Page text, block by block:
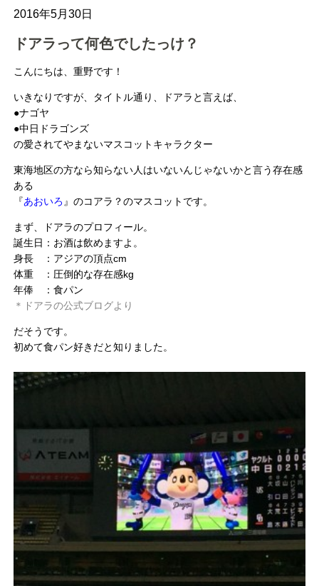
2016年5月30日
ドアラって何色でしたっけ？
こんにちは、重野です！
いきなりですが、タイトル通り、ドアラと言えば、
●ナゴヤ
●中日ドラゴンズ
の愛されてやまないマスコットキャラクター
東海地区の方なら知らない人はいないんじゃないかと言う存在感
ある
『あおいろ 』のコアラ？のマスコットです。
まず、ドアラのプロフィール。
誕生日：お酒は飲めますよ。
身長 ：アジアの頂点cm
体重 ：圧倒的な存在感kg
年俸 ：食パン
＊ドアラの公式ブログより
だそうです。
初めて食パン好きだと知りました。